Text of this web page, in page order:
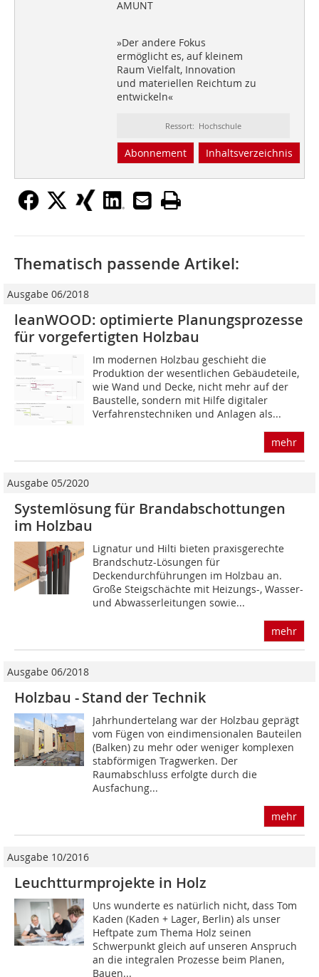
AMUNT
»Der andere Fokus
ermöglicht es, auf kleinem
Raum Vielfalt, Innovation
und materiellen Reichtum zu
entwickeln«
Ressort: Hochschule
Abonnement Inhaltsverzeichnis
Thematisch passende Artikel:
Ausgabe 06/2018
leanWOOD: optimierte Planungsprozesse
für vorgefertigten Holzbau
Im modernen Holzbau geschieht die
Produktion der wesentlichen Gebäudeteile,
wie Wand und Decke, nicht mehr auf der
Baustelle, sondern mit Hilfe digitaler
Verfahrenstechniken und Anlagen als...
mehr
Ausgabe 05/2020
Systemlösung für Brandabschottungen
im Holzbau
Lignatur und Hilti bieten praxisgerechte
Brandschutz-­Lösungen für
Deckendurchführungen im Holzbau an.
Große Steigschächte mit Heizungs-, Wasser-
und Abwasserleitungen sowie...
mehr
Ausgabe 06/2018
Holzbau - Stand der Technik
Jahrhundertelang war der Holzbau geprägt
vom Fügen von eindimensionalen Bauteilen
(Balken) zu mehr oder weniger komplexen
stabförmigen Tragwerken. Der
Raumabschluss erfolgte durch die
Ausfachung...
mehr
Ausgabe 10/2016
Leuchtturmprojekte in Holz
Uns wunderte es natürlich nicht, dass Tom
Kaden (Kaden + Lager, Berlin) als unser
Heftpate zum Thema Holz seinen
Schwerpunkt gleich auf unseren Anspruch
an die integralen Prozesse beim Planen,
Bauen...